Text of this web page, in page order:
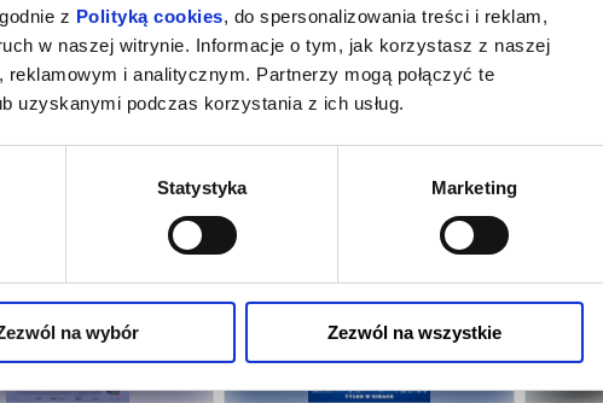
z Polityką cookies, do spersonalizowania treści i reklam,
w naszej witrynie. Informacje o tym, jak korzystasz z naszej
i analitycznym. Partnerzy mogą połączyć te
uzyskanymi podczas korzystania z ich usług.
Statystyka Marketing
na wybór Zezwól na wszystkie